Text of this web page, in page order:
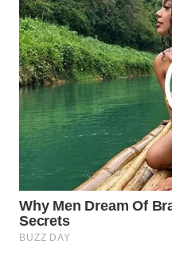
WN
NATUNA
WN
BINTAN
WN
WN
LIKUPANG